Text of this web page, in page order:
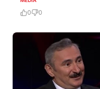
0 0